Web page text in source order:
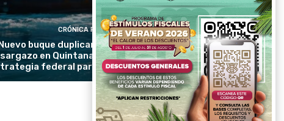
CRÓNICA RIVIERA
buque duplicará la recolección de
sargazo en Quintana Roo y reforzará la
federal para proteger las playas